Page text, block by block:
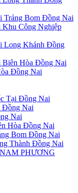
Trảng Bom Đồng Nai
Khu Công Nghiệp
Long Khánh Đồng
Biên Hòa Đồng Nai
Đồng Nai
Tại Đồng Nai
Đồng Nai
Nai
Hòa Đồng Nai
Bom Đồng Nai
Thành Đồng Nai
PHƯƠNG